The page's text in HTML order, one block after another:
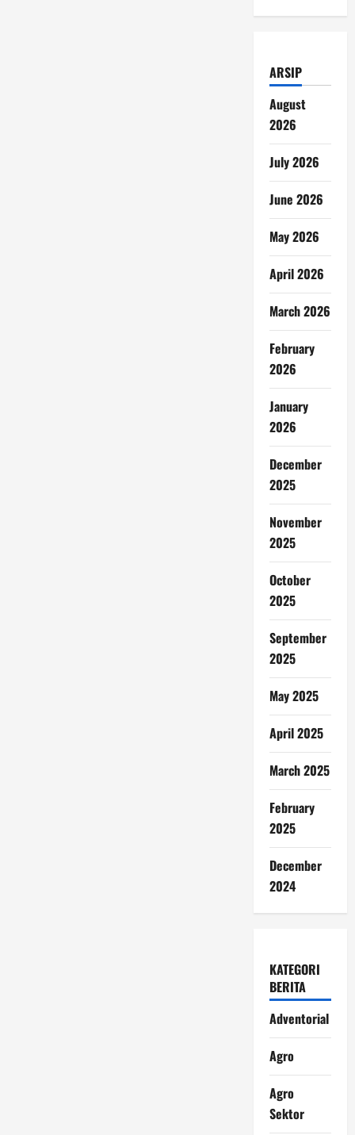
ARSIP
August
2026
July 2026
June 2026
May 2026
April 2026
March 2026
February
2026
January
2026
December
2025
November
2025
October
2025
September
2025
May 2025
April 2025
March 2025
February
2025
December
2024
KATEGORI
BERITA
Adventorial
Agro
Agro
Sektor